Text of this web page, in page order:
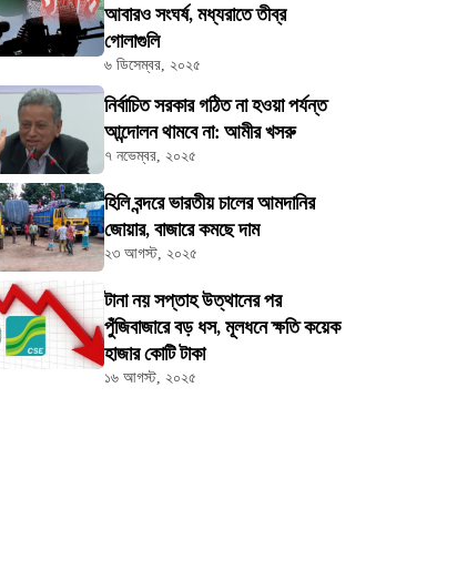
আবারও সংঘর্ষ, মধ্যরাতে তীব্র
গোলাগুলি
৬ ডিসেম্বর, ২০২৫
নির্বাচিত সরকার গঠিত না হওয়া পর্যন্ত
আন্দোলন থামবে না: আমীর খসরু
৭ নভেম্বর, ২০২৫
হিলি বন্দরে ভারতীয় চালের আমদানির
জোয়ার, বাজারে কমছে দাম
২৩ আগস্ট, ২০২৫
টানা নয় সপ্তাহ উত্থানের পর
পুঁজিবাজারে বড় ধস, মূলধনে ক্ষতি কয়েক
হাজার কোটি টাকা
১৬ আগস্ট, ২০২৫